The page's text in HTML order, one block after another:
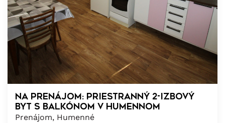
Na prenájom: Priestranný 2-izbový
byt s balkónom v Humennom
Prenájom, Humenné